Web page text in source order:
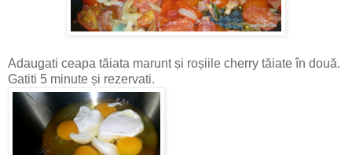
Adaugati ceapa tăiata marunt și roșiile cherry tăiate în două.
Gatiti 5 minute și rezervati.